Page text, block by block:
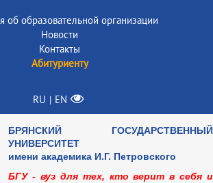
об образовательной организации
Новости
Контакты
Абитуриенту
RU | EN
БРЯНСКИЙ ГОСУДАРСТВЕННЫЙ
УНИВЕРСИТЕТ
имени академика И.Г. Петровского
БГУ - вуз для тех, кто верит в себя и